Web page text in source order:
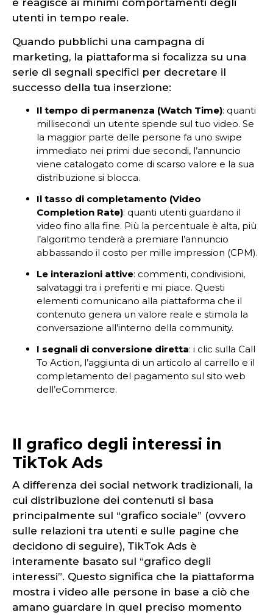
utenti in tempo reale.
Quando pubblichi una campagna di
marketing, la piattaforma si focalizza su una
serie di segnali specifici per decretare il
successo della tua inserzione:
Il tempo di permanenza (Watch Time): quanti
millisecondi un utente spende sul tuo video. Se
la maggior parte delle persone fa uno swipe
immediato nei primi due secondi, l’annuncio
viene catalogato come di scarso valore e la sua
distribuzione si blocca.
Il tasso di completamento (Video
Completion Rate): quanti utenti guardano il
video fino alla fine. Più la percentuale è alta, più
l’algoritmo tenderà a premiare l’annuncio
abbassando il costo per mille impression (CPM).
Le interazioni attive: commenti, condivisioni,
salvataggi tra i preferiti e mi piace. Questi
elementi comunicano alla piattaforma che il
contenuto genera un valore reale e stimola la
conversazione all’interno della community.
I segnali di conversione diretta: i clic sulla Call
To Action, l’aggiunta di un articolo al carrello e il
completamento del pagamento sul sito web
dell’eCommerce.
Il grafico degli interessi in
TikTok Ads
A differenza dei social network tradizionali, la
cui distribuzione dei contenuti si basa
principalmente sul “grafico sociale” (ovvero
sulle relazioni tra utenti e sulle pagine che
decidono di seguire), TikTok Ads è
interamente basato sul “grafico degli
interessi”. Questo significa che la piattaforma
mostra i video alle persone in base a ciò che
amano guardare in quel preciso momento